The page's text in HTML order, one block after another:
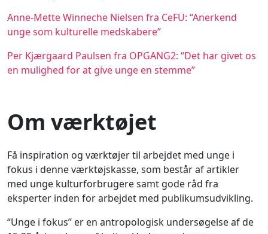
Anne-Mette Winneche Nielsen fra CeFU: “Anerkend
unge som kulturelle medskabere”
Per Kjærgaard Paulsen fra OPGANG2: “Det har givet os
en mulighed for at give unge en stemme”
Om værktøjet
Få inspiration og værktøjer til arbejdet med unge i
fokus i denne værktøjskasse, som består af artikler
med unge kulturforbrugere samt gode råd fra
eksperter inden for arbejdet med publikumsudvikling.
“Unge i fokus” er en antropologisk undersøgelse af de